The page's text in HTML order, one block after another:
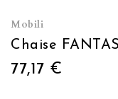
Mobili
77,17 €